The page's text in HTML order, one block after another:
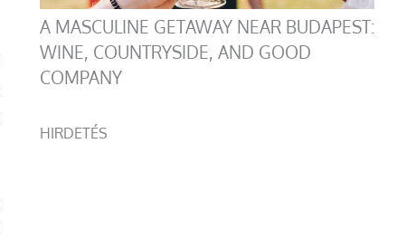
A MASCULINE GETAWAY NEAR BUDAPEST:
WINE, COUNTRYSIDE, AND GOOD
COMPANY
HIRDETÉS